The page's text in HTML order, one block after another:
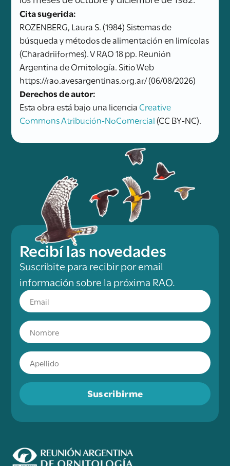
Cita sugerida:
ROZENBERG, Laura S. (1984) Sistemas de
búsqueda y métodos de alimentación en limícolas
(Charadriiformes). V RAO 18 pp. Reunión
Argentina de Ornitología. Sitio Web
https://rao.avesargentinas.org.ar/ (06/08/2026)
Derechos de autor:
Esta obra está bajo una licencia Creative
Commons Atribución-NoComercial(CC BY-NC).
Recibí las novedades
Suscribite para recibir por email
información sobre la próxima RAO.
Suscribirme